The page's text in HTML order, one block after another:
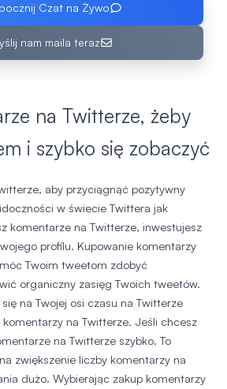
Czat na Żywo
nam maila teraz
na Twitterze, żeby
i szybko się zobaczyć
aby przyciągnąć pozytywny
w świecie Twittera jak
komentarze na Twitterze, inwestujesz
profilu. Kupowanie komentarzy
Twoim tweetom zdobyć
organiczny zasięg Twoich tweetów.
na Twojej osi czasu na Twitterze
na Twitterze. Jeśli chcesz
na Twitterze szybko. To
zwiększenie liczby komentarzy na
dużo. Wybierając zakup komentarzy